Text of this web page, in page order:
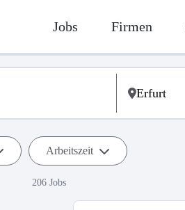
Jobs Firmen
Arbeitszeit
206 Jobs